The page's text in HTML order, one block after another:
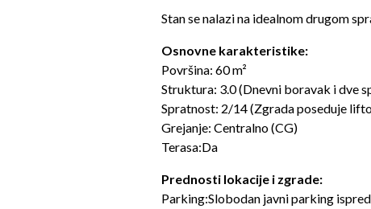
Stan se nalazi na idealnom drugom
Osnovne karakteristike:
Površina: 60 m²
Struktura: 3.0 (Dnevni boravak i dve
Spratnost: 2/14 (Zgrada poseduje
Grejanje: Centralno (CG)
Terasa:Da
Prednosti lokacije i zgrade:
Parking:Slobodan javni parking